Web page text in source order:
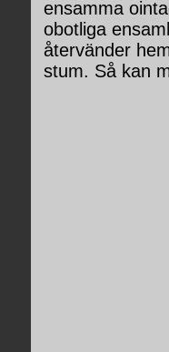
ensamma
obotliga
återvänder
stum. Så kan